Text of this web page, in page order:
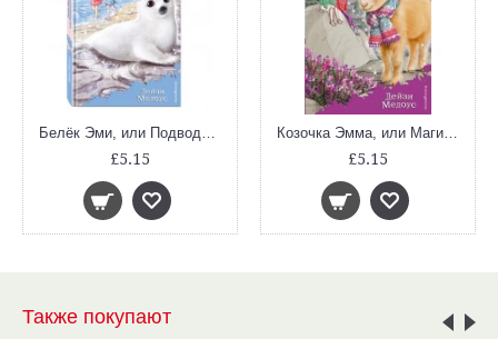
£5.15 £5.15
Также покупают